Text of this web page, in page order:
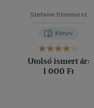
Stefanie Steinhorst
Könyv
Utolsó ismert ár:
1 000 Ft